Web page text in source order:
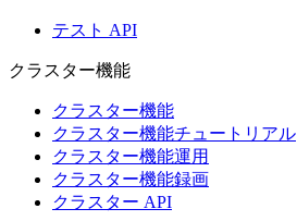
テスト API
クラスター機能
クラスター機能
クラスター機能チュートリアル
クラスター機能運用
クラスター機能録画
クラスター API